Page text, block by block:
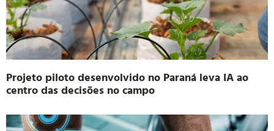
Projeto piloto desenvolvido no Paraná leva IA ao
centro das decisões no campo